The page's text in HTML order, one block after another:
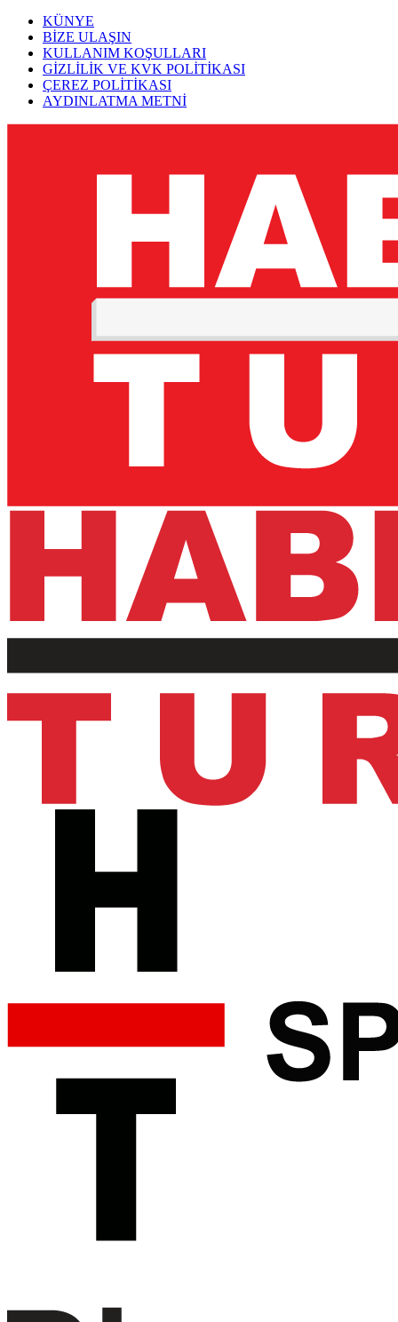
KÜNYE
BİZE ULAŞIN
KULLANIM KOŞULLARI
GİZLİLİK VE KVK POLİTİKASI
ÇEREZ POLİTİKASI
AYDINLATMA METNİ